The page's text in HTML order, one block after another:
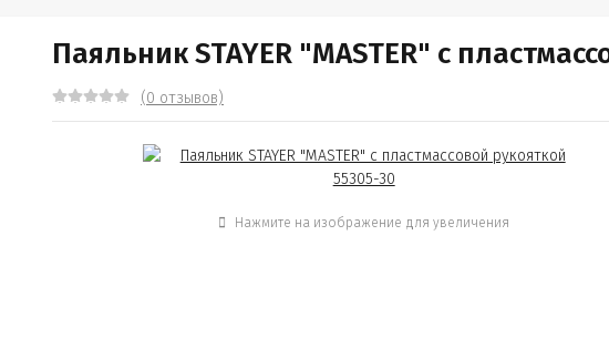
Паяльник STAYER "MASTER" с
(0 отзывов)
Нажмите на изображение для увеличения